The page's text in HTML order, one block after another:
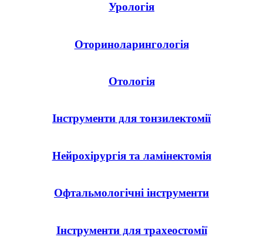
Урологія
Оториноларингологія
Отологія
Інструменти для тонзилектомії
Нейрохірургія та ламінектомія
Офтальмологічні інструменти
Інструменти для трахеостомії